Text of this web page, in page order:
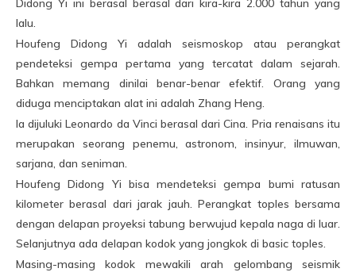
Didong Yi ini berasal berasal dari kira-kira 2.000 tahun yang
lalu.
Houfeng Didong Yi adalah seismoskop atau perangkat
pendeteksi gempa pertama yang tercatat dalam sejarah.
Bahkan memang dinilai benar-benar efektif. Orang yang
diduga menciptakan alat ini adalah Zhang Heng.
Ia dijuluki Leonardo da Vinci berasal dari Cina. Pria renaisans itu
merupakan seorang penemu, astronom, insinyur, ilmuwan,
sarjana, dan seniman.
Houfeng Didong Yi bisa mendeteksi gempa bumi ratusan
kilometer berasal dari jarak jauh. Perangkat toples bersama
dengan delapan proyeksi tabung berwujud kepala naga di luar.
Selanjutnya ada delapan kodok yang jongkok di basic toples.
Masing-masing kodok mewakili arah gelombang seismik